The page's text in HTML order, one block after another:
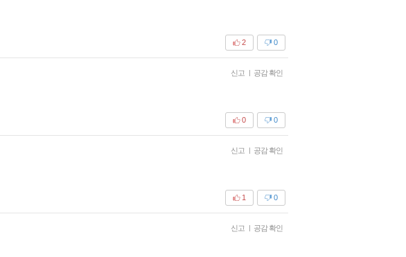
0
2
신고 | 공감 확인
0
0
신고 | 공감 확인
0
1
신고 | 공감 확인